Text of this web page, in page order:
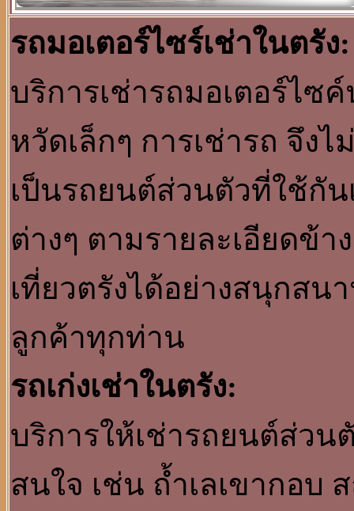
รถมอเตอร์ไซร์เช่าในตรัง:
บริการเช่ารถมอเตอร์ไซ
หวัดเล็กๆ การเช่ารถ จึง
เป็นรถยนต์ส่วนตัวที่ใช้กัน
ต่างๆ ตามรายละเอียดข้
เที่ยวตรังได้อย่างสนุกสน
ลูกค้าทุกท่าน
รถเก่งเช่าในตรัง:
บริการให้เช่ารถยนต์ส่วน
สนใจ เช่น ถ้ำเลเขากอ